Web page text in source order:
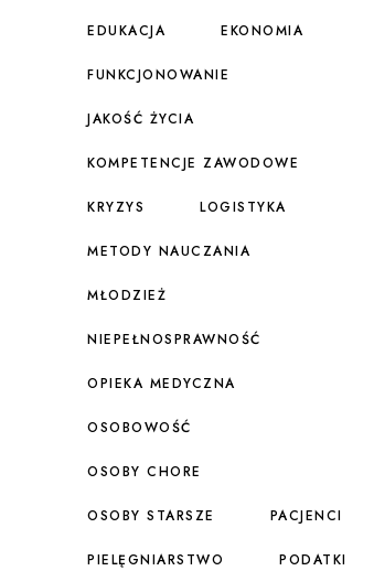
EDUKACJA EKONOMIA
FUNKCJONOWANIE
JAKOŚĆ ŻYCIA
KOMPETENCJE ZAWODOWE
KRYZYS LOGISTYKA
METODY NAUCZANIA
MŁODZIEŻ
NIEPEŁNOSPRAWNOŚĆ
OPIEKA MEDYCZNA
OSOBOWOŚĆ
OSOBY CHORE
OSOBY STARSZE PACJENCI
PIELĘGNIARSTWO PODATKI